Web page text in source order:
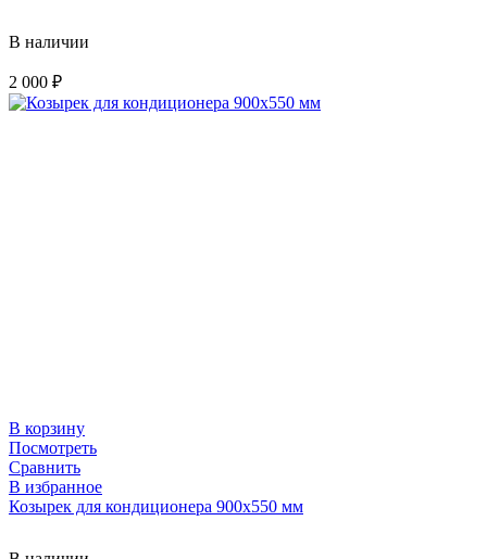
В наличии
2 000 ₽
В корзину
Посмотреть
Сравнить
В избранное
Козырек для кондиционера 900х550 мм